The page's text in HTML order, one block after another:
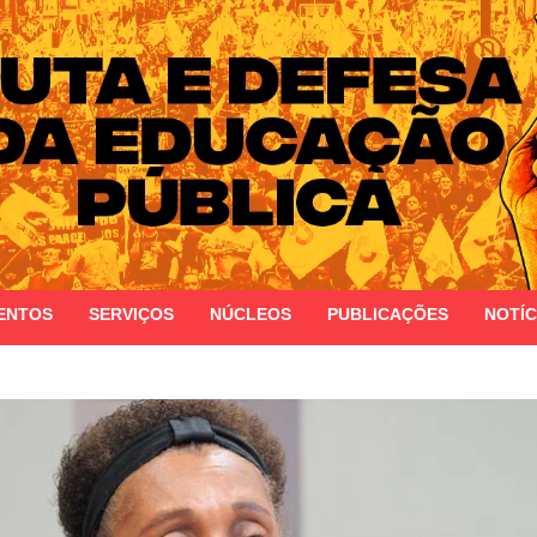
Estado do Rio Grande do Sul
SERVIÇOS NÚCLEOS PUBLICAÇÕES